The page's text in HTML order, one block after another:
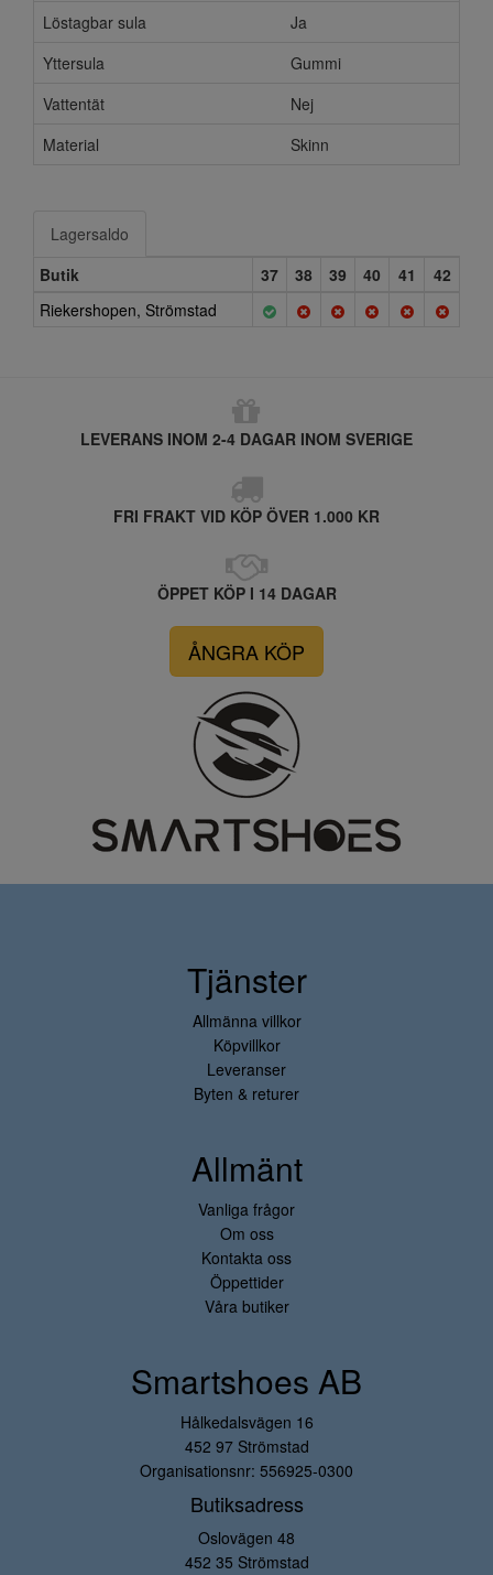
Löstagbar sula
Ja
Yttersula
Gummi
Vattentät
Nej
Material
Skinn
Lagersaldo
Butik
37 38 39 40 41
42
Riekershopen, Strömstad
LEVERANS INOM 2-4 DAGAR INOM SVERIGE
FRI FRAKT VID KÖP ÖVER 1.000 KR
ÖPPET KÖP I 14 DAGAR
ÅNGRA KÖP
Tjänster
Allmänna villkor
Köpvillkor
Leveranser
Byten & returer
Allmänt
Vanliga frågor
Om oss
Kontakta oss
Öppettider
Våra butiker
Smartshoes AB
Hålkedalsvägen 16
452 97 Strömstad
Organisationsnr: 556925-0300
Butiksadress
Oslovägen 48
452 35 Strömstad